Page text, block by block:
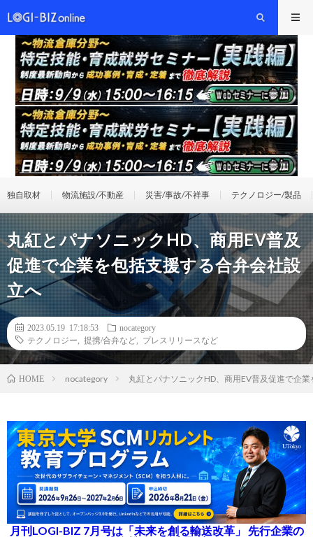
独自取材 物流施設/不動産 災害/事故/不祥事 テクノロジー/製品
丸紅とパナソニックHD、商用EV普及
促進で企業を包括支援する合弁会社設
立へ
2023.05.19 17:18:53
nocategory
テクノロジー
提携/合弁など プレスリリースなど
HOME nocategory 丸紅とパナソニックHD、商用EV普及促進で企
月刊LOGI-BIZ 7月号は「未来を創る輸送改革」 先行企業の